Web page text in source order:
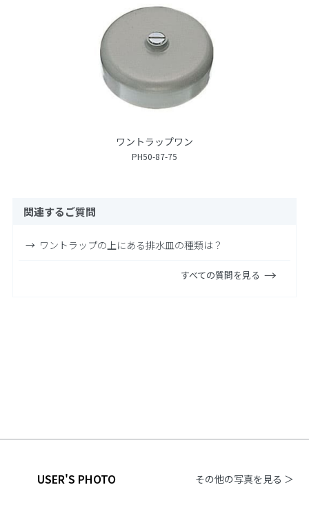
ワントラップワン
PH50-87-75
関連するご質問
ワントラップの上にある排水皿の種類は？
すべての質問を見る
USER'S PHOTO その他の写真を見る ＞